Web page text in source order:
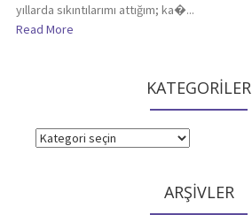
yıllarda sıkıntılarımı attığım; ka�...
Read More
KATEGORİLER
KATEGORİLER
ARŞİVLER